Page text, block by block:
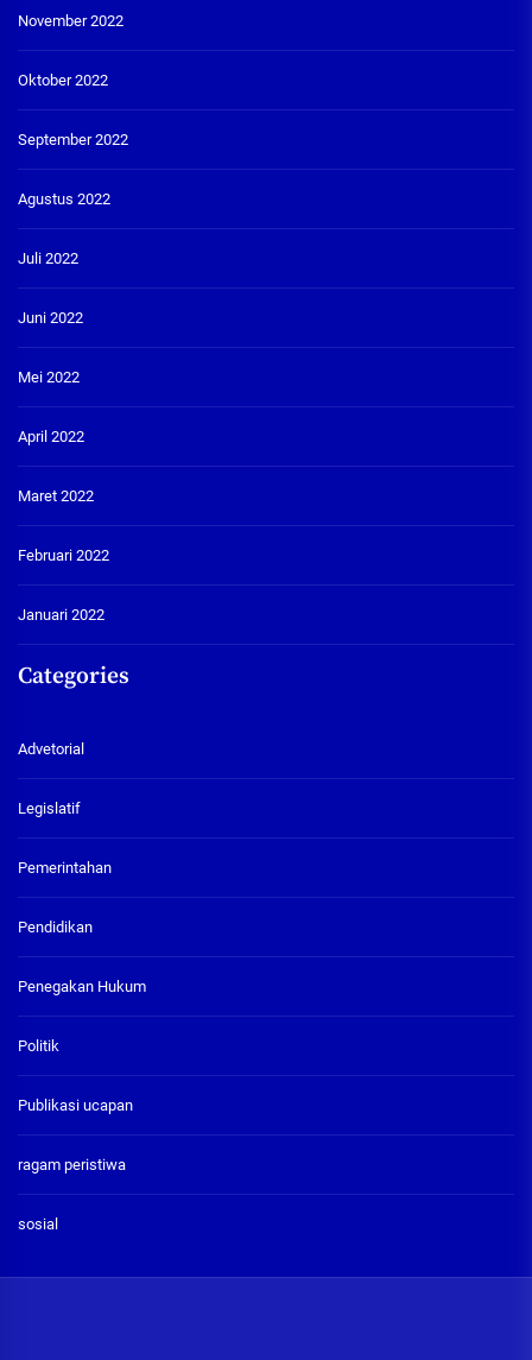
November 2022
Oktober 2022
September 2022
Agustus 2022
Juli 2022
Juni 2022
Mei 2022
April 2022
Maret 2022
Februari 2022
Januari 2022
Categories
Advetorial
Legislatif
Pemerintahan
Pendidikan
Penegakan Hukum
Politik
Publikasi ucapan
ragam peristiwa
sosial